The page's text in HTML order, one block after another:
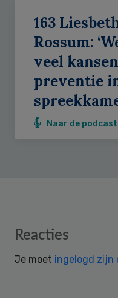
163
Rossum:
veel
preventie
Naar de podcast
Reader
Reacties
Je moet ingelogd zijn